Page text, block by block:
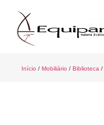
Início / Mobiliário / Biblioteca /